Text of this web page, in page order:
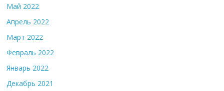
Май 2022
Апрель 2022
Март 2022
Февраль 2022
Январь 2022
Декабрь 2021